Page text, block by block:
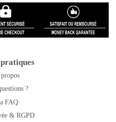
?
FAQ
& RGPD